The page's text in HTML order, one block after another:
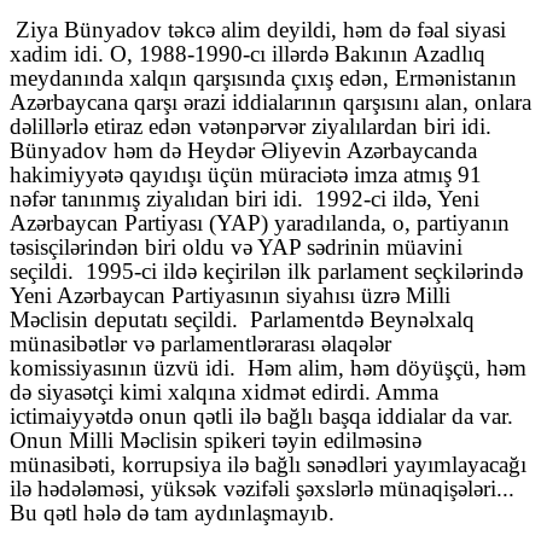
Ziya Bünyadov təkcə alim deyildi, həm də fəal siyasi
xadim idi. O, 1988-1990-cı illərdə Bakının Azadlıq
meydanında xalqın qarşısında çıxış edən, Ermənistanın
Azərbaycana qarşı ərazi iddialarının qarşısını alan, onlara
dəlillərlə etiraz edən vətənpərvər ziyalılardan biri idi.
Bünyadov həm də Heydər Əliyevin Azərbaycanda
hakimiyyətə qayıdışı üçün müraciətə imza atmış 91
nəfər tanınmış ziyalıdan biri idi. 1992-ci ildə, Yeni
Azərbaycan Partiyası (YAP) yaradılanda, o, partiyanın
təsisçilərindən biri oldu və YAP sədrinin müavini
seçildi. 1995-ci ildə keçirilən ilk parlament seçkilərində
Yeni Azərbaycan Partiyasının siyahısı üzrə Milli
Məclisin deputatı seçildi. Parlamentdə Beynəlxalq
münasibətlər və parlamentlərarası əlaqələr
komissiyasının üzvü idi. Həm alim, həm döyüşçü, həm
də siyasətçi kimi xalqına xidmət edirdi. Amma
ictimaiyyətdə onun qətli ilə bağlı başqa iddialar da var.
Onun Milli Məclisin spikeri təyin edilməsinə
münasibəti, korrupsiya ilə bağlı sənədləri yayımlayacağı
ilə hədələməsi, yüksək vəzifəli şəxslərlə münaqişələri...
Bu qətl hələ də tam aydınlaşmayıb.